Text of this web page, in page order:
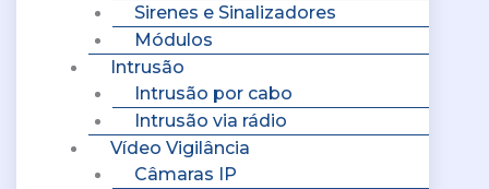
Sirenes e Sinalizadores
Módulos
Intrusão
Intrusão por cabo
Intrusão via rádio
Vídeo Vigilância
Câmaras IP